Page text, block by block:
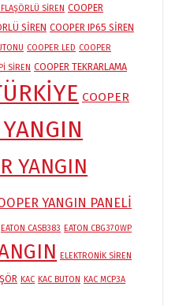
SİREN COOPER
SİREN COOPER IP65 SİREN
COOPER LED COOPER
SİREN COOPER TEKRARLAMA
COOPER
YANGIN
YANGIN PANELİ
EATON CASB383 EATON CBG370WP
ELEKTRONİK SİREN
KAC KAC BUTON KAC MCP3A